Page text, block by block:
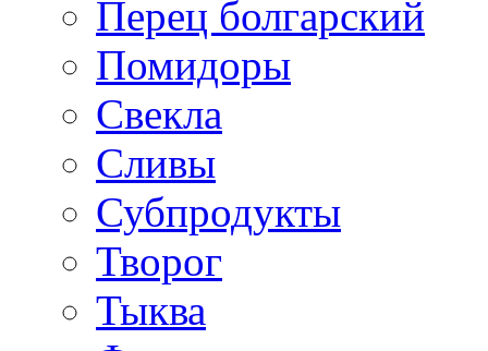
Перец болгарский
Помидоры
Свекла
Сливы
Субпродукты
Творог
Тыква